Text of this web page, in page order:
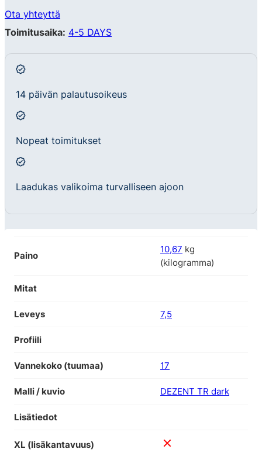
Ota yhteyttä
Toimitusaika: 4-5 DAYS
14 päivän palautusoikeus
Nopeat toimitukset
Laadukas valikoima turvalliseen ajoon
Paino
10,67 kg
(kilogramma)
Mitat
Leveys 7,5
Profiili
Vannekoko (tuumaa) 17
Malli / kuvio DEZENT TR dark
Lisätiedot
XL (lisäkantavuus)